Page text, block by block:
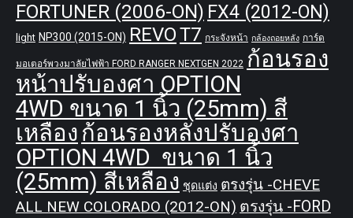
FORTUNER (2006-ON) FX4 (2012-ON)
light NP300 (2015-ON) REVOT7 กระจังหน้า กล้องถอยหลัง การ์ด
มอเตอร์พวงมาลัยไฟฟ้า FORD RANGER NEXTGEN 2022 ก้อนรอง
หน้าปรับองศา OPTION
4WD ขนาด 1 นิ้ว (25mm) สี
เหลือง ก้อนรองหลังปรับองศา
OPTION 4WD ขนาด 1 นิ้ว
(25mm) สีเหลือง ชุดแต่ง ตรงรุ่น -CHEVE
ALL NEW COLORADO (2012-ON) ตรงรุ่น -FORD